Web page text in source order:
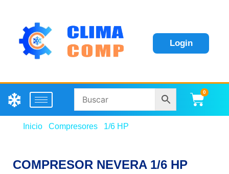
Login
0
Inicio Compresores 1/6 HP
COMPRESOR NEVERA 1/6 HP